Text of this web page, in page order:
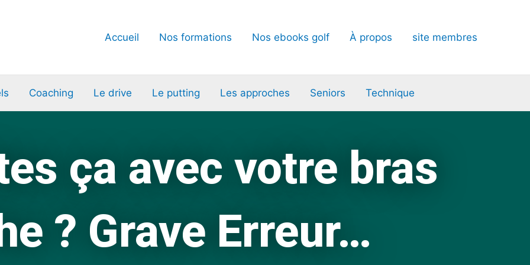
Accueil Nos formations Nos ebooks golf À propos site membres
Coaching Le drive Le putting Les approches Seniors Technique
ça avec votre bras
? Grave Erreur…